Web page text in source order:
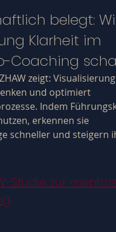
belegt:
Klarheit im
Coaching
zeigt: Visualisierung
und optimiert
Indem
erkennen sie
schneller und steigern
Studie zur